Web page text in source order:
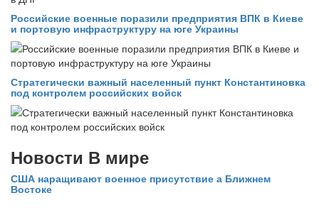
Российские военные поразили предприятия ВПК в Киеве
и портовую инфраструктуру на юге Украины
Стратегически важный населенный пункт Константиновка
под контролем российских войск
Новости В мире
США наращивают военное присутствие а Ближнем
Востоке